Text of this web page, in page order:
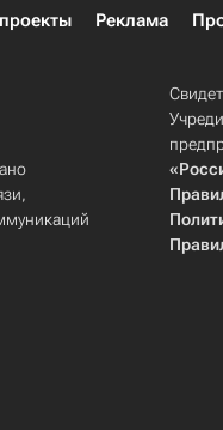
Реклама